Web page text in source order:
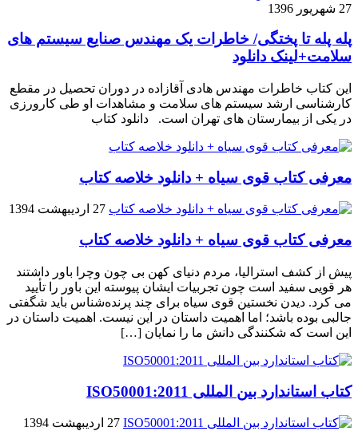
27 شهریور 1396
پله پله تا پختگی/ خاطرات یک مهندس صنایع سیستم های
سلامت+لینک دانلود
این کتاب خاطرات مهندس هادی آقازاده در دوران تحصیل در مقطع
کارشناسی ارشد سیستم های سلامت و مشاهدات او طی کارورزی
در یکی از بیمارستان های تهران است. دانلود کتاب
معرفی کتاب قوی سیاه + دانلود خلاصه کتاب
27 اردیبهشت 1394
معرفی کتاب قوی سیاه + دانلود خلاصه کتاب
پیش از کشف استرالیا، مردم دنیاى کهن بی چون وچرا باور داشتند
هر قویى سفید است چون تجربیات ایشان پیوسته این باور را تأیید
می کرد. دیدن نخستین قوى سیاه براى چند پرنده‌شناس باید شگفتى
جالبى بوده باشد؛ اما اهمیت داستان در این نیست. اهمیت داستان در
این است که شکنندگى دانش ما را نمایان […]
کتاب استاندارد بین المللی ISO50001:2011
27 اردیبهشت 1394